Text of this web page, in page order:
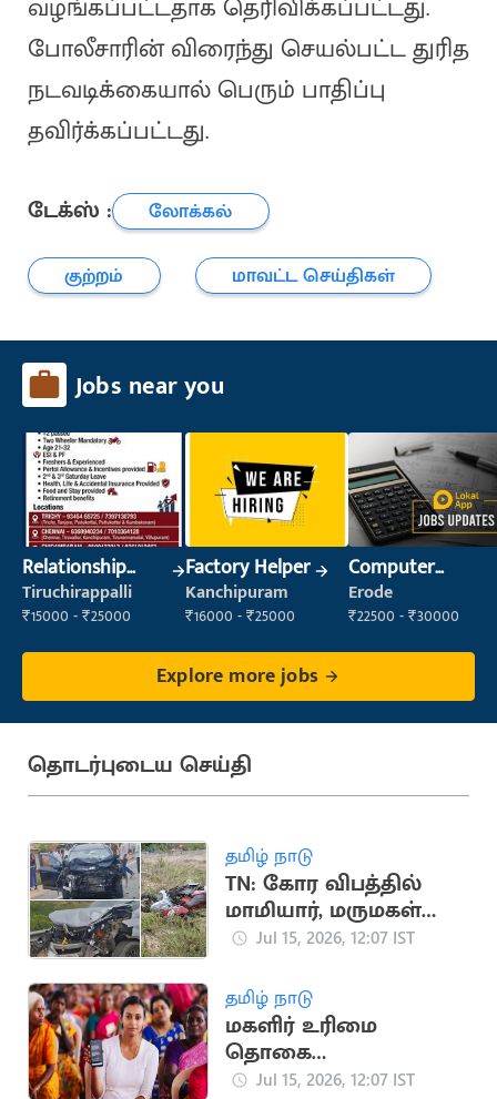
வழங்கப்பட்டதாக தெரிவிக்கப்பட்டது.
போலீசாரின் விரைந்து செயல்பட்ட துரித
நடவடிக்கையால் பெரும் பாதிப்பு
தவிர்க்கப்பட்டது.
டேக்ஸ் :
லோக்கல்
குற்றம்
மாவட்ட செய்திகள்
Jobs near you
Relationship
Manager
Tiruchirappalli
₹15000 - ₹25000
Factory Helper
Kanchipuram
₹16000 - ₹25000
Computer
Operator
Erode
₹22500 - ₹30000
Explore more jobs
தொடர்புடைய செய்தி
தமிழ் நாடு
TN: கோர விபத்தில்
மாமியார், மருமகள்
பலிJul 15, 2026, 12:07 IST
தமிழ் நாடு
மகளிர் உரிமை
தொகை
கிடைக்காதவர்களுக்கு
Jul 15, 2026, 12:07 IST